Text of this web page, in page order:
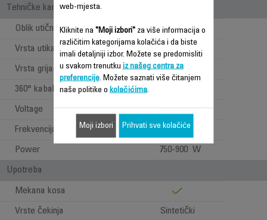
Tehničke karakteristike
Oblik utičnice Straight Plug
Vrsta utikača EUR
Vrsta grijača Aluminijum
360° kabal
Voltage 220-240 V
Frekvencija 50-60 Hz
Power 750-900 W
Upotreba
Mekana kosa
Vrste čekinja Sintetički
web-mjesta.
Kliknite na "Moji izbori"za više informacija o
različitim kategorijama kolačića i da biste
imali detaljniji izbor. Možete se predomisliti
u svakom trenutku iz našeg centra za
preferencije. Možete saznati više čitanjem
naše politike o kolačićima.
Moji izbori Prihvati sve kolačiće